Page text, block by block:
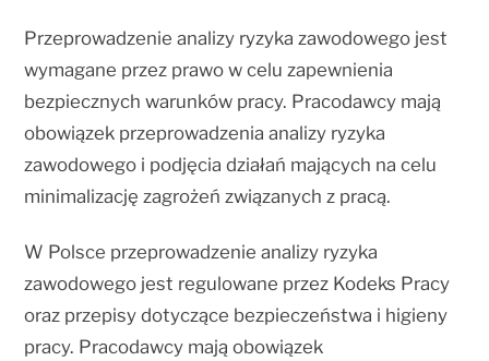
Przeprowadzenie analizy ryzyka zawodowego jest
wymagane przez prawo w celu zapewnienia
bezpiecznych warunków pracy. Pracodawcy mają
obowiązek przeprowadzenia analizy ryzyka
zawodowego i podjęcia działań mających na celu
minimalizację zagrożeń związanych z pracą.
W Polsce przeprowadzenie analizy ryzyka
zawodowego jest regulowane przez Kodeks Pracy
oraz przepisy dotyczące bezpieczeństwa i higieny
pracy. Pracodawcy mają obowiązek